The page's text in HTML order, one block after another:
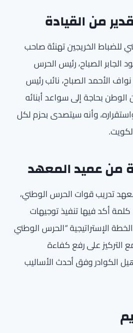
من القيادة
للضباط الخريجين تهنئة صاحب
الجابر الصباح، رئيس الحرس
الأحمد الصباح، نائب رئيس
بحاجة إلى سواعد أبنائه
وأنه سيتصدى بحزم لكل
من عميد المعهد
تدريب قوات الحرس الوطني،
أكد فيها تنفيذ توجيهات
الإستراتيجية “الحرس الوطني
مع التركيز على رفع كفاءة
الكوادر وفق أحدث الأساليب